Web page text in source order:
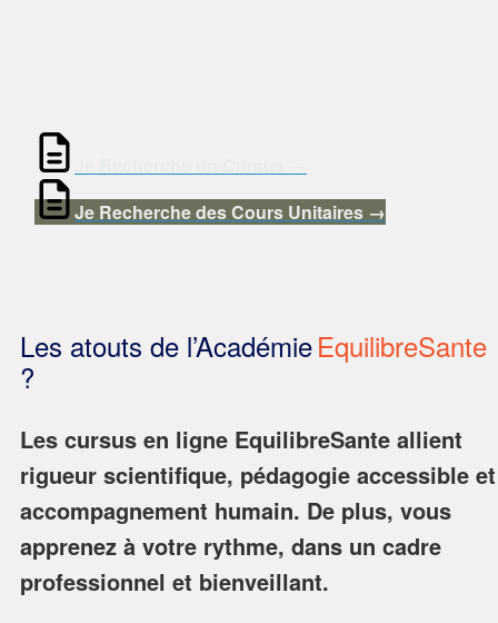
Je Recherche des Cours Unitaires →
Les atouts de l’AcadémieEquilibreSante
?
Les cursus en ligne EquilibreSante allient
rigueur scientifique, pédagogie accessible et
accompagnement humain. De plus, vous
apprenez à votre rythme, dans un cadre
professionnel et bienveillant.